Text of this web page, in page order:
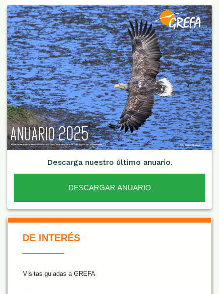
Descarga nuestro último anuario.
DESCARGAR ANUARIO
De Interés NARANJA
DE INTERÉS
Visitas guiadas a GREFA